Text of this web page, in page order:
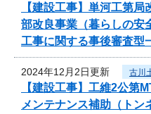
【建設工事】単河工第
部改良事業（暮らしの安
工事に関する事後審査型
2024年12月2日更新 古川
【建設工事】工維2公
メンテナンス補助（トン